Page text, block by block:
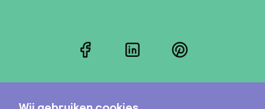
FacebookLinkedInPinterest
Instagram